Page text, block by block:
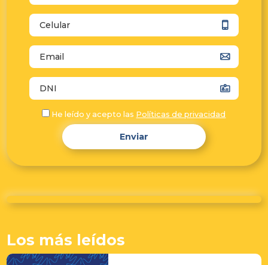
He leído y acepto las Políticas de privacidad
Enviar
Los más leídos